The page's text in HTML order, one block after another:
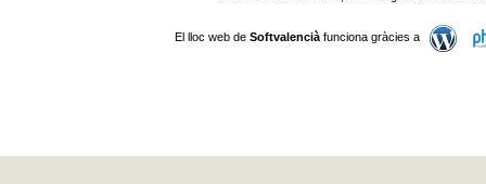
El lloc web de Softvalenciàfunciona gràcies a